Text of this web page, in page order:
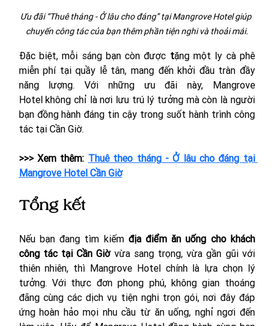
Ưu đãi “Thuê tháng - Ở lâu cho đáng” tại Mangrove Hotel giúp
chuyến công tác của bạn thêm phần tiện nghi và thoải mái.
Đặc biệt, mỗi sáng bạn còn được tặng một ly cà phê
miễn phí tại quầy lễ tân, mang đến khởi đầu tràn đầy
năng lượng. Với những ưu đãi này, Mangrove
Hotel không chỉ là nơi lưu trú lý tưởng mà còn là người
bạn đồng hành đáng tin cậy trong suốt hành trình công
tác tại Cần Giờ.
>>> Xem thêm: Thuê theo tháng - Ở lâu cho đáng tại
Mangrove Hotel Cần Giờ
Tổng kết
Nếu bạn đang tìm kiếm địa điểm ăn uống cho khách
công tác tại Cần Giờ vừa sang trọng, vừa gần gũi với
thiên nhiên, thì Mangrove Hotel chính là lựa chọn lý
tưởng. Với thực đơn phong phú, không gian thoáng
đãng cùng các dịch vụ tiện nghi trọn gói, nơi đây đáp
ứng hoàn hảo mọi nhu cầu từ ăn uống, nghỉ ngơi đến